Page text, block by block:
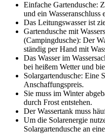
Einfache Gartendusche:
und ein Wasseranschluss
Das Leitungswasser ist
Gartendusche mit
(Campingdusche): Der
ständig per Hand mit
Das Wasser im
bei heißem Wetter und
Solargartendusche: Eine
Anschaffungspreis.
Sie muss im Winter
durch Frost entstehen.
Der Wassertank muss
Um die Solarenergie
Solargartendusche an